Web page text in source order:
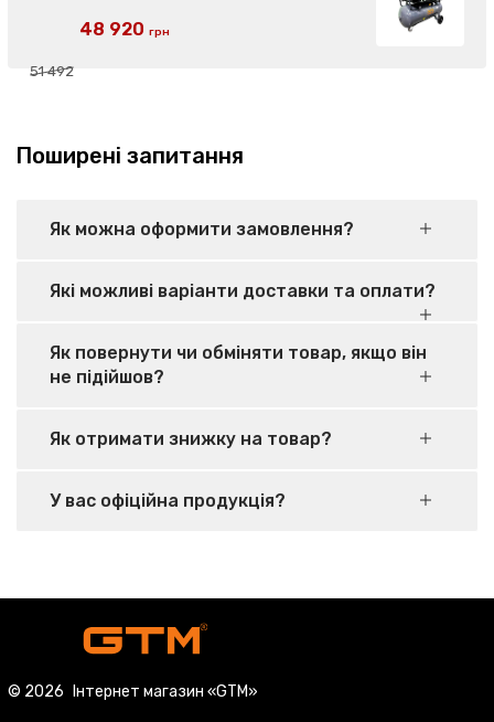
51 492
48 920 грн
Поширені запитання
Як можна оформити замовлення?
Які можливі варіанти доставки та оплати?
Як повернути чи обміняти товар, якщо він
не підійшов?
Як отримати знижку на товар?
У вас офіційна продукція?
© 2026 Інтернет магазин «GTM»